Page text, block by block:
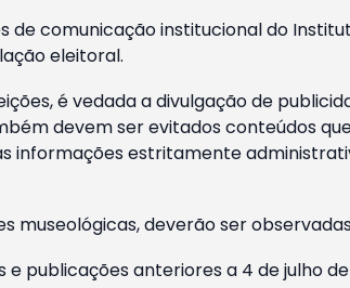
de comunicação institucional do
eleitoral.
é vedada a divulgação de
devem ser evitados conteúdos
informações estritamente
museológicas, deverão ser
publicações anteriores a 4 de julho